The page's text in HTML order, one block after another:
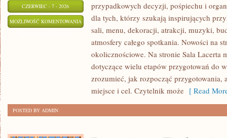
CZERWIEC - 7 - 2026
MOŻLIWOŚĆ KOMENTOWANIA ATRAKCJE
ANIMACJE
przypadkowych decyzji, pośpiechu i
dla tych, którzy szukają inspirujących
sali, menu, dekoracji, atrakcji, muzyki,
atmosfery całego spotkania. Nowości na
okolicznościowe. Na stronie Sala Lacerta
dotyczące wielu etapów przygotowań do
zrozumieć, jak rozpocząć przygotowania,
miejsce i cel. Czytelnik może [ Read
POSTED BY ADMIN